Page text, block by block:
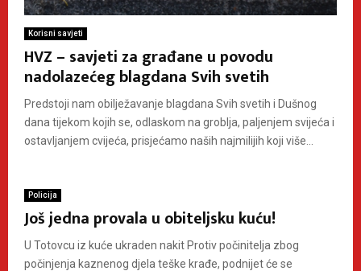
Korisni savjeti
HVZ – savjeti za građane u povodu
nadolazećeg blagdana Svih svetih
Predstoji nam obilježavanje blagdana Svih svetih i Dušnog
dana tijekom kojih se, odlaskom na groblja, paljenjem svijeća i
ostavljanjem cvijeća, prisjećamo naših najmilijih koji više...
Policija
Još jedna provala u obiteljsku kuću!
U Totovcu iz kuće ukraden nakit Protiv počinitelja zbog
počinjenja kaznenog djela teške krađe, podnijet će se